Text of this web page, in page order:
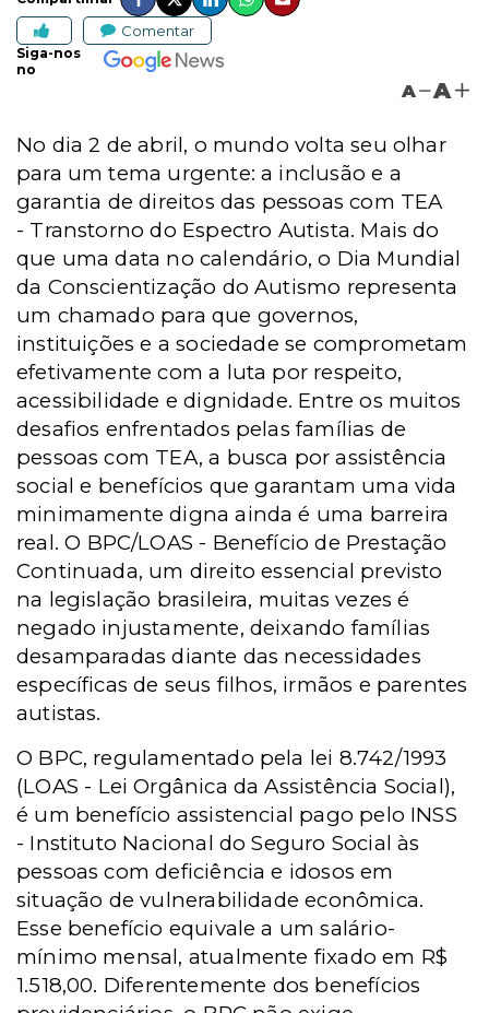
Comentar
Siga-nos
no
A A
No dia 2 de abril, o mundo volta seu olhar
para um tema urgente: a inclusão e a
garantia de direitos das pessoas com TEA
- Transtorno do Espectro Autista. Mais do
que uma data no calendário, o Dia Mundial
da Conscientização do Autismo representa
um chamado para que governos,
instituições e a sociedade se comprometam
efetivamente com a luta por respeito,
acessibilidade e dignidade. Entre os muitos
desafios enfrentados pelas famílias de
pessoas com TEA, a busca por assistência
social e benefícios que garantam uma vida
minimamente digna ainda é uma barreira
real. O BPC/LOAS - Benefício de Prestação
Continuada, um direito essencial previsto
na legislação brasileira, muitas vezes é
negado injustamente, deixando famílias
desamparadas diante das necessidades
específicas de seus filhos, irmãos e parentes
autistas.
O BPC, regulamentado pela lei 8.742/1993
(LOAS - Lei Orgânica da Assistência Social),
é um benefício assistencial pago pelo INSS
- Instituto Nacional do Seguro Social às
pessoas com deficiência e idosos em
situação de vulnerabilidade econômica.
Esse benefício equivale a um salário-
mínimo mensal, atualmente fixado em R$
1.518,00. Diferentemente dos benefícios